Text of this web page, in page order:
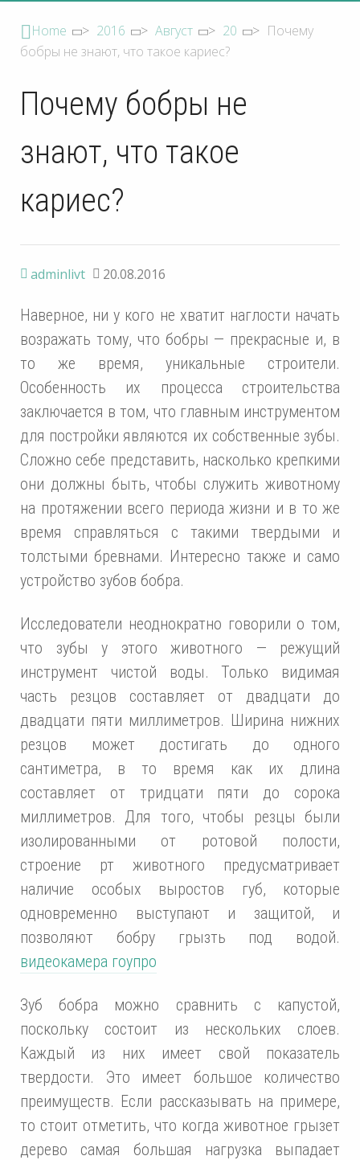
Home > 2016 > Август > 20 > Почему
бобры не знают, что такое кариес?
Почему бобры не
знают, что такое
кариес?
adminlivt 20.08.2016
Наверное, ни у кого не хватит наглости начать
возражать тому, что бобры — прекрасные и, в
то же время, уникальные строители.
Особенность их процесса строительства
заключается в том, что главным инструментом
для постройки являются их собственные зубы.
Сложно себе представить, насколько крепкими
они должны быть, чтобы служить животному
на протяжении всего периода жизни и в то же
время справляться с такими твердыми и
толстыми бревнами. Интересно также и само
устройство зубов бобра.
Исследователи неоднократно говорили о том,
что зубы у этого животного — режущий
инструмент чистой воды. Только видимая
часть резцов составляет от двадцати до
двадцати пяти миллиметров. Ширина нижних
резцов может достигать до одного
сантиметра, в то время как их длина
составляет от тридцати пяти до сорока
миллиметров. Для того, чтобы резцы были
изолированными от ротовой полости,
строение рт животного предусматривает
наличие особых выростов губ, которые
одновременно выступают и защитой, и
позволяют бобру грызть под водой.
видеокамера гоупро
Зуб бобра можно сравнить с капустой,
поскольку состоит из нескольких слоев.
Каждый из них имеет свой показатель
твердости. Это имеет большое количество
преимуществ. Если рассказывать на примере,
то стоит отметить, что когда животное грызет
дерево самая большая нагрузка выпадает